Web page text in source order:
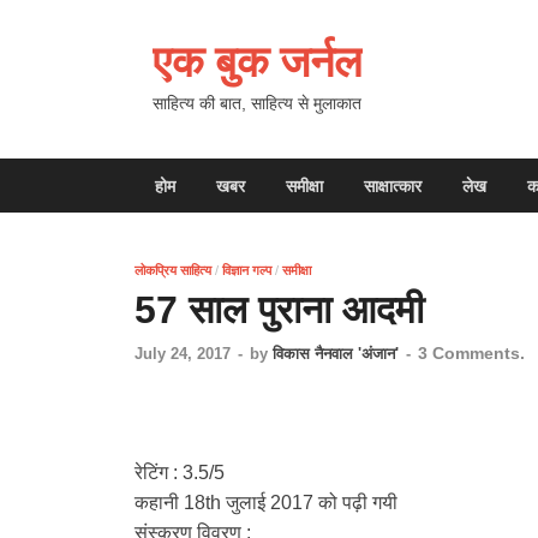
एक बुक जर्नल
साहित्य की बात, साहित्य से मुलाकात
होम खबर समीक्षा साक्षात्कार लेख
लोकप्रिय साहित्य/ विज्ञान गल्प/ समीक्षा
57 साल पुराना आदमी
July 24, 2017 - by विकास नैनवाल 'अंजान' - 3 Comments.
रेटिंग : 3.5/5
कहानी 18th जुलाई 2017 को पढ़ी गयी
संस्करण विवरण :